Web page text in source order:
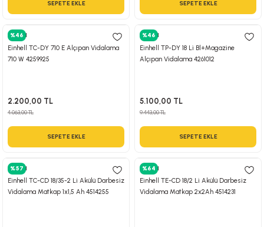
Sistemleri
Tabancası
Polisaj
SEPETE EKLE SEPETE EKLE
%46
Einhell
Einhell TC-DY 710 E Alçıpan Vidalama
710 W 4259925
2.200,00 TL
4.063,00 TL
SEPETE EKLE
%46
Einhell
Einhell TP-DY 18 Li Bl+Magazine
Alçıpan Vidalama 4261012
5.100,00 TL
9.443,00 TL
SEPETE EKLE
%57
Einhell
Einhell TC-CD 18/35-2 Li Akülü Darbesiz
Vidalama Matkap 1x1,5 Ah 4514255
%64
Einhell
Einhell TE-CD 18/2 Li Akülü Darbesiz
Vidalama Matkap 2x2Ah 4514231